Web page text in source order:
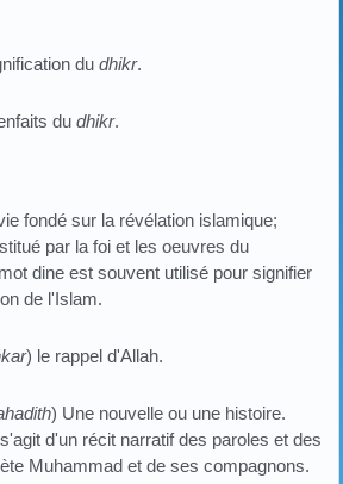
du dhikr.
du dhikr.
fondé sur la révélation islamique;
par la foi et les oeuvres du
dine est souvent utilisé pour signifier
de l'Islam.
) le rappel d'Allah.
) Une nouvelle ou une histoire.
d'un récit narratif des paroles et des
Muhammad et de ses compagnons.